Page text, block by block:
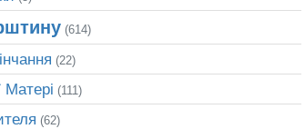
(614)
(22)
Матері (111)
(62)